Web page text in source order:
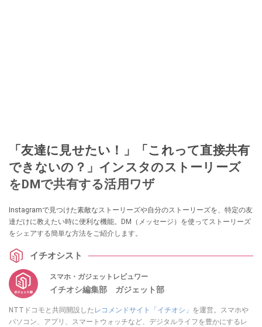
「友達に見せたい！」「これって直接共有
できないの？」インスタのストーリーズ
をDMで共有する活用ワザ
Instagramで見つけた素敵なストーリーズや自分のストーリーズを、特定の友
達だけに教えたい時に便利な機能。DM（メッセージ）を使ってストーリーズ
をシェアする簡単な方法をご紹介します。
イチオシスト
スマホ・ガジェットレビュワー
イチオシ編集部 ガジェット部
NTTドコモと共同開設した レコメンドサイト「イチオシ」 を運営。スマホや
パソコン、アプリ、スマートウォッチなど、デジタルライフを豊かにするレ